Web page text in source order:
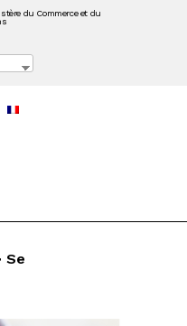
du Commerce et du
Se